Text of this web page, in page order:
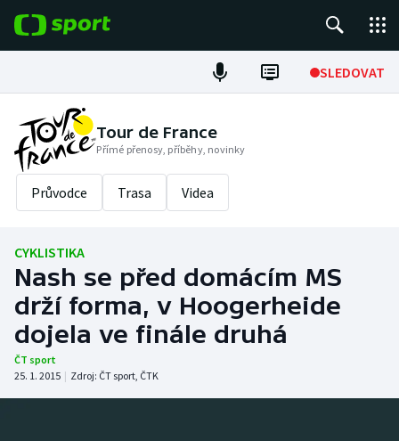
SLEDOVAT
Fotbal
Hokej
Tenis
Cyklistika
DALŠÍ SPORTY
Americký fotbal
NEPŘEHLÉDNĚTE
Tour de France
Přímé přenosy, příběhy, novinky
Průvodce Trasa Videa
CYKLISTIKA
Nash se před domácím MS
drží forma, v Hoogerheide
dojela ve finále druhá
ČT sport
25. 1. 2015 | Zdroj: ČT sport, ČTK